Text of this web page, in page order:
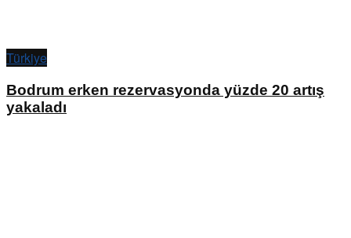
Türkiye
Bodrum erken rezervasyonda yüzde 20 artış
yakaladı